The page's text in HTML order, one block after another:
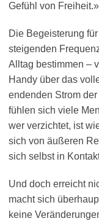
Gefühl von Freiheit.»
Die Begeisterung
steigenden
Alltag bestimmen –
Handy über das
endenden Strom
fühlen sich viele
wer verzichtet, ist
sich von äußeren
sich selbst in
Und doch erreicht
macht sich
keine